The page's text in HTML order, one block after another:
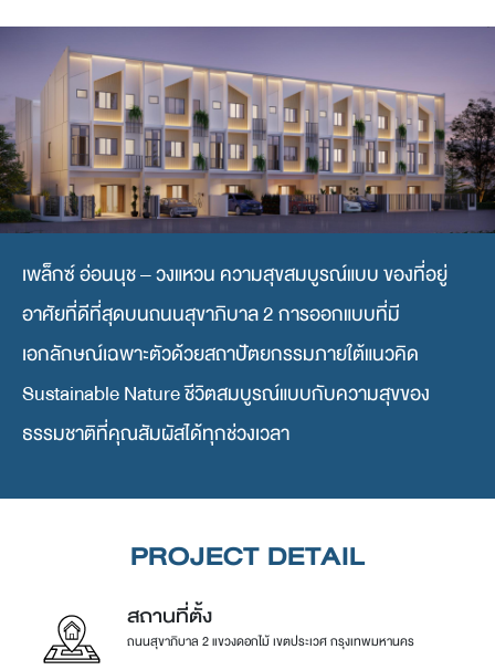
เพล็กซ์ อ่อนนุช – วงแหวน ความสุขสมบูรณ์แบบ ของที่อยู่
อาศัยที่ดีที่สุดบนถนนสุขาภิบาล 2 การออกแบบที่มี
เอกลักษณ์เฉพาะตัวด้วยสถาปัตยกรรมภายใต้แนวคิด
Sustainable Nature ชีวิตสมบูรณ์แบบกับความสุขของ
ธรรมชาติที่คุณสัมผัสได้ทุกช่วงเวลา
PROJECT DETAIL
สถานที่ตั้ง
ถนนสุขาภิบาล 2 แขวงดอกไม้ เขตประเวศ กรุงเทพมหานคร